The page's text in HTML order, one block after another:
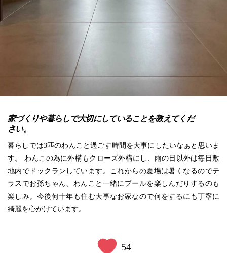
家づくりや暮らしで大切にしていることを教えてくだ
さい。
暮らしでは3匹のわんこと過ごす時間を大事にしたいなぁと思いま
す。 わんこの為に外構もクローズ外構にし、雨の日以外は毎日敷
地内でドックランしています。これからの夏場は暑くなるのでテ
ラスでお孫ちゃん、わんこと一緒にプールを楽しんだりするのも
楽しみ。今後何十年も住む大事なお家なので何をするにも丁寧に
綺麗を心がけています。
54